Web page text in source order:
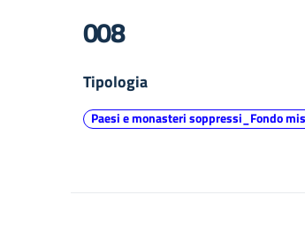
008
Tipologia
Paesi e monasteri soppressi_Fondo